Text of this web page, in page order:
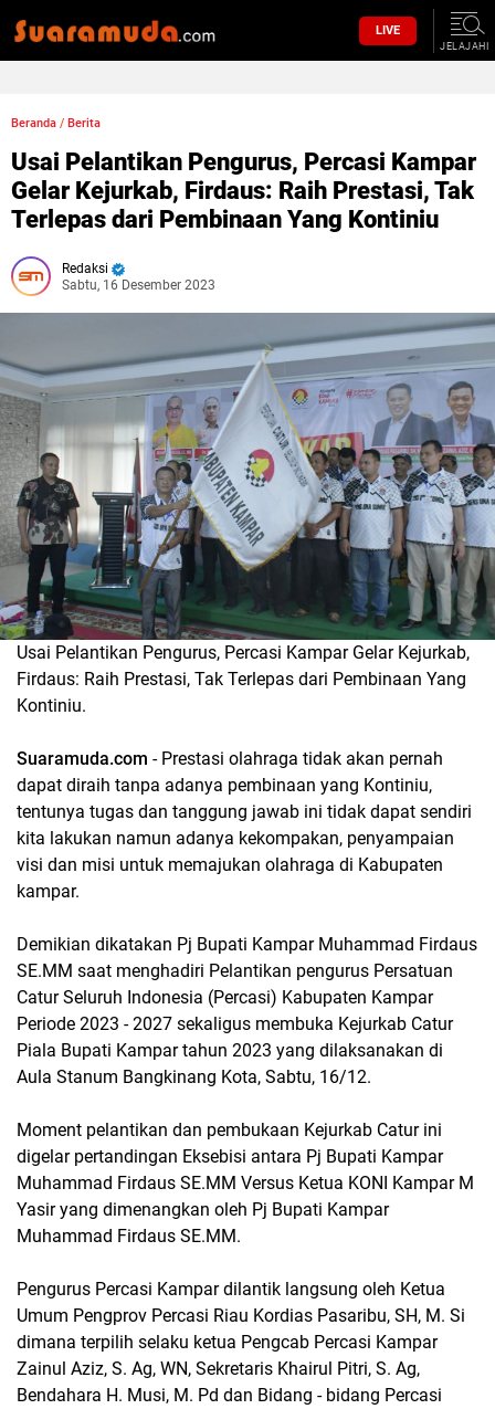
LIVE
JELAJAHI
Beranda / Berita
Usai Pelantikan Pengurus, Percasi Kampar
Gelar Kejurkab, Firdaus: Raih Prestasi, Tak
Terlepas dari Pembinaan Yang Kontiniu
Redaksi
Sabtu, 16 Desember 2023
Usai Pelantikan Pengurus, Percasi Kampar Gelar Kejurkab,
Firdaus: Raih Prestasi, Tak Terlepas dari Pembinaan Yang
Kontiniu.
Suaramuda.com - Prestasi olahraga tidak akan pernah
dapat diraih tanpa adanya pembinaan yang Kontiniu,
tentunya tugas dan tanggung jawab ini tidak dapat sendiri
kita lakukan namun adanya kekompakan, penyampaian
visi dan misi untuk memajukan olahraga di Kabupaten
kampar.
Demikian dikatakan Pj Bupati Kampar Muhammad Firdaus
SE.MM saat menghadiri Pelantikan pengurus Persatuan
Catur Seluruh Indonesia (Percasi) Kabupaten Kampar
Periode 2023 - 2027 sekaligus membuka Kejurkab Catur
Piala Bupati Kampar tahun 2023 yang dilaksanakan di
Aula Stanum Bangkinang Kota, Sabtu, 16/12.
Moment pelantikan dan pembukaan Kejurkab Catur ini
digelar pertandingan Eksebisi antara Pj Bupati Kampar
Muhammad Firdaus SE.MM Versus Ketua KONI Kampar M
Yasir yang dimenangkan oleh Pj Bupati Kampar
Muhammad Firdaus SE.MM.
Pengurus Percasi Kampar dilantik langsung oleh Ketua
Umum Pengprov Percasi Riau Kordias Pasaribu, SH, M. Si
dimana terpilih selaku ketua Pengcab Percasi Kampar
Zainul Aziz, S. Ag, WN, Sekretaris Khairul Pitri, S. Ag,
Bendahara H. Musi, M. Pd dan Bidang - bidang Percasi